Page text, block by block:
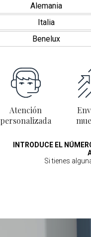
Alemania
Italia
Benelux
Atención
personalizada
INTRODUCE EL
Si tienes